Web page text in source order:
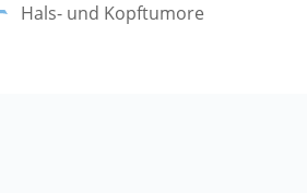
Hals- und Kopftumore